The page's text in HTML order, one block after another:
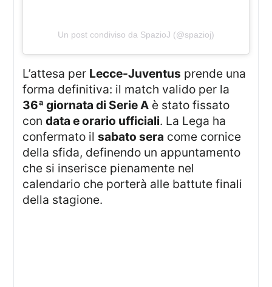
Un post condiviso da SpazioJ (@spazioj)
L’attesa per Lecce-Juventus prende una
forma definitiva: il match valido per la
36ª giornata di Serie A è stato fissato
condata e orario ufficiali. La Lega ha
confermato ilsabato sera come cornice
della sfida, definendo un appuntamento
che si inserisce pienamente nel
calendario che porterà alle battute finali
della stagione.